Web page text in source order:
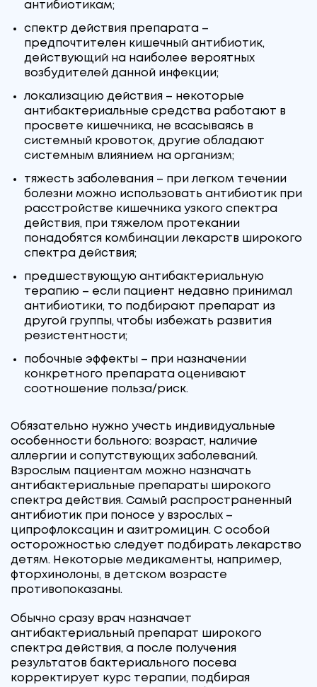
антибиотикам;
спектр действия препарата –
предпочтителен кишечный антибиотик,
действующий на наиболее вероятных
возбудителей данной инфекции;
локализацию действия – некоторые
антибактериальные средства работают в
просвете кишечника, не всасываясь в
системный кровоток, другие обладают
системным влиянием на организм;
тяжесть заболевания – при легком течении
болезни можно использовать антибиотик при
расстройстве кишечника узкого спектра
действия, при тяжелом протекании
понадобятся комбинации лекарств широкого
спектра действия;
предшествующую антибактериальную
терапию – если пациент недавно принимал
антибиотики, то подбирают препарат из
другой группы, чтобы избежать развития
резистентности;
побочные эффекты – при назначении
конкретного препарата оценивают
соотношение польза/риск.
Обязательно нужно учесть индивидуальные
особенности больного: возраст, наличие
аллергии и сопутствующих заболеваний.
Взрослым пациентам можно назначать
антибактериальные препараты широкого
спектра действия. Самый распространенный
антибиотик при поносе у взрослых –
ципрофлоксацин и азитромицин. С особой
осторожностью следует подбирать лекарство
детям. Некоторые медикаменты, например,
фторхинолоны, в детском возрасте
противопоказаны.
Обычно сразу врач назначает
антибактериальный препарат широкого
спектра действия, а после получения
результатов бактериального посева
корректирует курс терапии, подбирая